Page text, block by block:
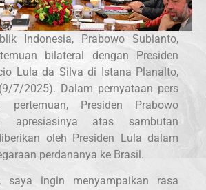
Indonesia, Prabowo Subianto,
bilateral dengan Presiden
Lula da Silva di Istana Planalto,
7/2025). Dalam pernyataan pers
pertemuan, Presiden Prabowo
apresiasinya atas sambutan
oleh Presiden Lula dalam
perdananya ke Brasil.
saya ingin menyampaikan rasa